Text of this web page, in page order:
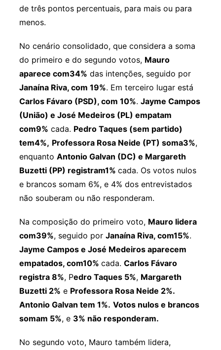
de três pontos percentuais, para mais ou para
menos.
No cenário consolidado, que considera a soma
do primeiro e do segundo votos, Mauro
aparece com34% das intenções, seguido por
Janaína Riva, com 19%. Em terceiro lugar está
Carlos Fávaro (PSD), com 10%. Jayme Campos
(União) e José Medeiros (PL) empatam
com9% cada. Pedro Taques (sem partido)
tem4%, Professora Rosa Neide (PT) soma3%,
enquanto Antonio Galvan (DC) e Margareth
Buzetti (PP) registram1% cada. Os votos nulos
e brancos somam 6%, e 4% dos entrevistados
não souberam ou não responderam.
Na composição do primeiro voto, Mauro lidera
com39%, seguido por Janaína Riva, com15%.
Jayme Campos e José Medeiros aparecem
empatados, com10% cada. Carlos Fávaro
registra 8%, Pedro Taques 5%, Margareth
Buzetti 2% e Professora Rosa Neide 2%.
Antonio Galvan tem 1%. Votos nulos e brancos
somam 5%, e 3% não responderam.
No segundo voto, Mauro também lidera,